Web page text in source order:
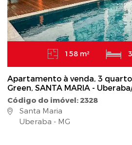
158 m² 3
Apartamento à venda, 3
Green, SANTA MARIA -
Código do imóvel: 2328
Santa Maria
Uberaba - MG